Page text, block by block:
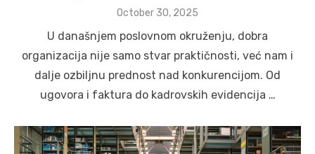
Posted
October 30, 2025
U današnjem poslovnom okruženju, dobra
organizacija nije samo stvar praktičnosti, već nam i
dalje ozbiljnu prednost nad konkurencijom. Od
ugovora i faktura do kadrovskih evidencija …